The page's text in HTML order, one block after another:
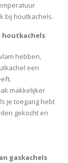
bij houtkachels.
houtkachels
hebben,
een
makkelijker
je toegang hebt
gekocht en
gaskachels